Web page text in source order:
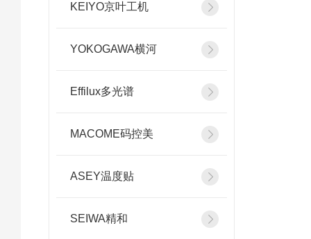
KEIYO京叶工机
YOKOGAWA横河
Effilux多光谱
MACOME码控美
ASEY温度贴
SEIWA精和